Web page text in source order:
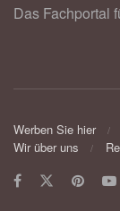
Das Fachportal
Werben Sie hier
Wir über uns